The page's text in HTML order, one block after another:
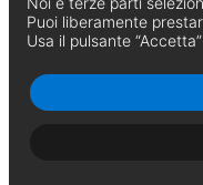
Puoi liberamente
Usa il pulsante